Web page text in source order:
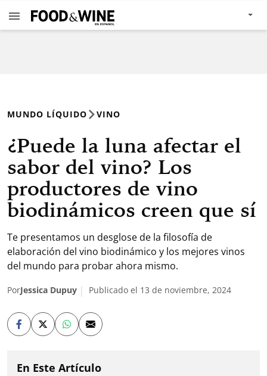
MUNDO LÍQUIDO VINO
¿Puede la luna afectar el
sabor del vino? Los
productores de vino
biodinámicos creen que sí
Te presentamos un desglose de la filosofía de
elaboración del vino biodinámico y los mejores vinos
del mundo para probar ahora mismo.
PorJessica Dupuy Publicado el 13 de noviembre, 2024